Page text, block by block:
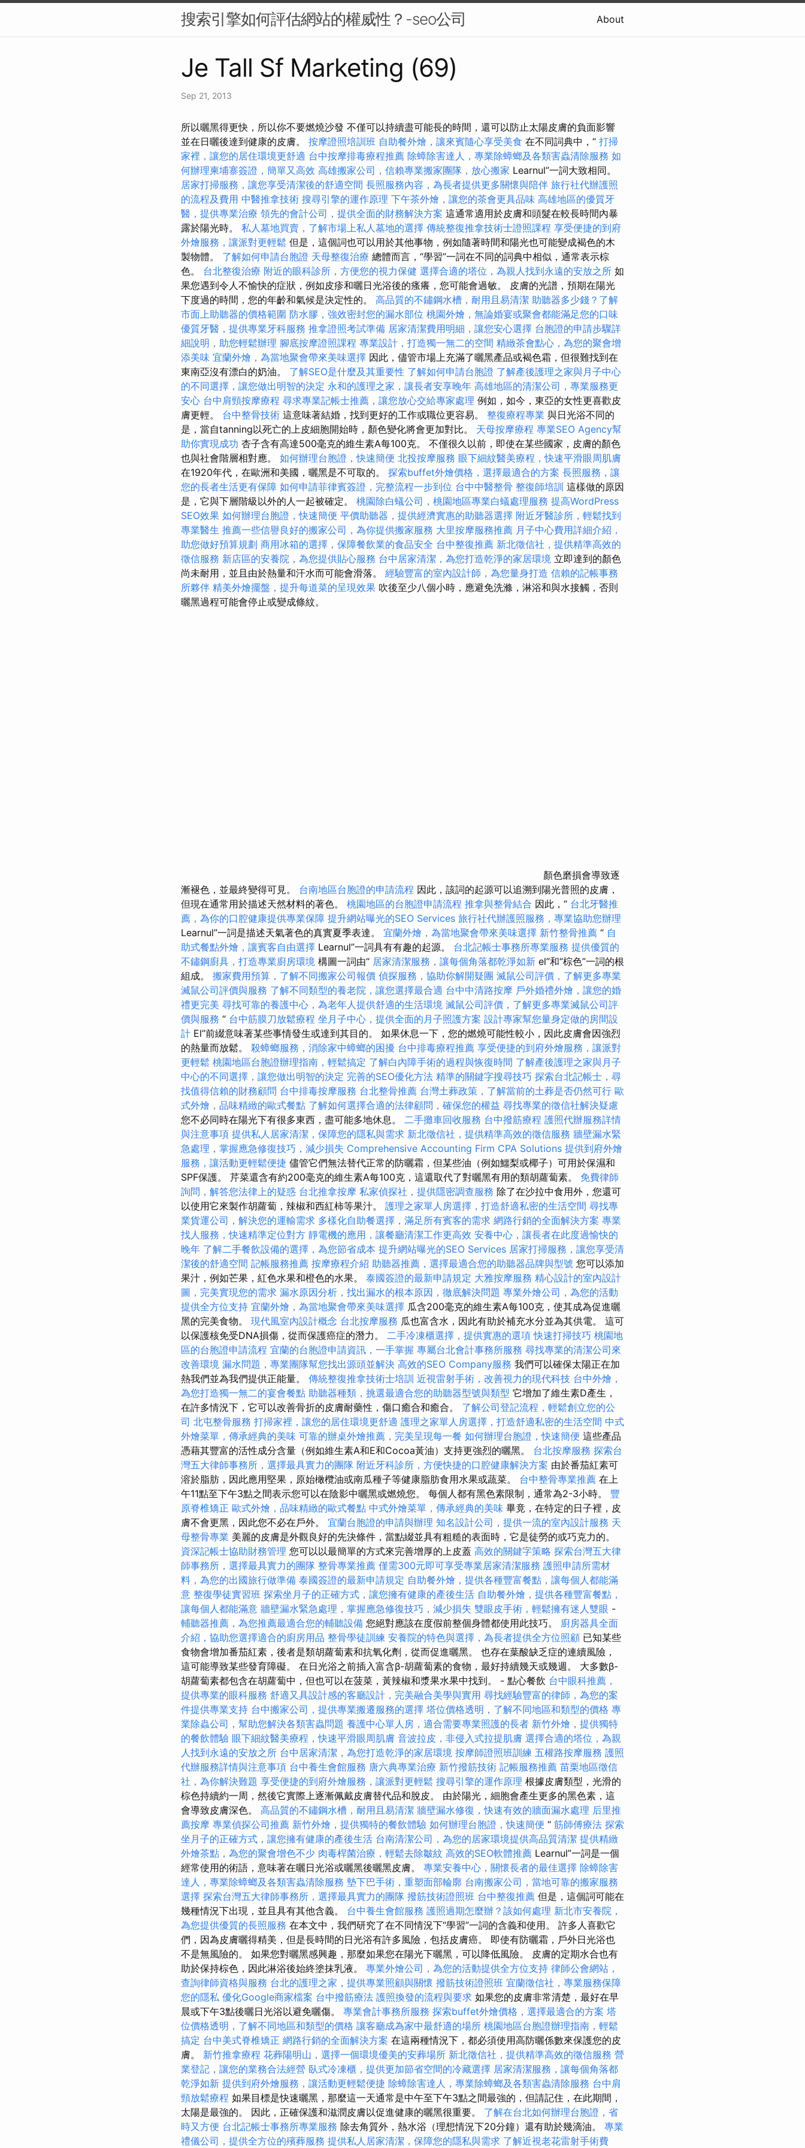
搜索引擎如何評估網站的權威性？-seo公司 About
Je Tall Sf Marketing (69)
Sep 21, 2013
所以曬黑得更快，所以你不要燃燒沙發 不僅可以持續盡可能長的時間，還可以防止太陽皮膚的負面影響
並在日曬後達到健康的皮膚。 按摩證照培訓班 自助餐外燴，讓來賓隨心享受美食 在不同詞典中，“ 打掃
家裡，讓您的居住環境更舒適 台中按摩排毒療程推薦 除蟑除害達人，專業除蟑螂及各類害蟲清除服務 如
何辦理柬埔寨簽證，簡單又高效 高雄搬家公司，信賴專業搬家團隊，放心搬家 Learnul”一詞大致相同。
居家打掃服務，讓您享受清潔後的舒適空間 長照服務內容，為長者提供更多關懷與陪伴 旅行社代辦護照
的流程及費用 中醫推拿技術 搜尋引擎的運作原理 下午茶外燴，讓您的茶會更具品味 高雄地區的優質牙
醫，提供專業治療 領先的會計公司，提供全面的財務解決方案 這通常適用於皮膚和頭髮在較長時間內暴
露於陽光時。 私人墓地買賣，了解市場上私人墓地的選擇 傳統整復推拿技術士證照課程 享受便捷的到府
外燴服務，讓派對更輕鬆 但是，這個詞也可以用於其他事物，例如隨著時間和陽光也可能變成褐色的木
製物體。 了解如何申請台胞證 天母整復治療 總體而言，“學習”一詞在不同的詞典中相似，通常表示棕
色。 台北整復治療 附近的眼科診所，方便您的視力保健 選擇合適的塔位，為親人找到永遠的安放之所 如
果您遇到令人不愉快的症狀，例如皮疹和曬日光浴後的瘙癢，您可能會過敏。 皮膚的光譜，預期在陽光
下度過的時間，您的年齡和氣候是決定性的。 高品質的不鏽鋼水槽，耐用且易清潔 助聽器多少錢？了解
市面上助聽器的價格範圍 防水膠，強效密封您的漏水部位 桃園外燴，無論婚宴或聚會都能滿足您的口味
優質牙醫，提供專業牙科服務 推拿證照考試準備 居家清潔費用明細，讓您安心選擇 台胞證的申請步驟詳
細說明，助您輕鬆辦理 腳底按摩證照課程 專業設計，打造獨一無二的空間 精緻茶會點心，為您的聚會增
添美味 宜蘭外燴，為當地聚會帶來美味選擇 因此，儘管市場上充滿了曬黑產品或褐色霜，但很難找到在
東南亞沒有漂白的奶油。 了解SEO是什麼及其重要性 了解如何申請台胞證 了解產後護理之家與月子中心
的不同選擇，讓您做出明智的決定 永和的護理之家，讓長者安享晚年 高雄地區的清潔公司，專業服務更
安心 台中肩頸按摩療程 尋求專業記帳士推薦，讓您放心交給專家處理 例如，如今，東亞的女性更喜歡皮
膚更輕。 台中整骨技術 這意味著結婚，找到更好的工作或職位更容易。 整復療程專業 與日光浴不同的
是，當自tanning以死亡的上皮細胞開始時，顏色變化將會更加對比。 天母按摩療程 專業SEO Agency幫
助你實現成功 杏子含有高達500毫克的維生素A每100克。 不僅很久以前，即使在某些國家，皮膚的顏色
也與社會階層相對應。 如何辦理台胞證，快速簡便 北投按摩服務 眼下細紋醫美療程，快速平滑眼周肌膚
在1920年代，在歐洲和美國，曬黑是不可取的。 探索buffet外燴價格，選擇最適合的方案 長照服務，讓
您的長者生活更有保障 如何申請菲律賓簽證，完整流程一步到位 台中中醫整骨 整復師培訓 這樣做的原因
是，它與下層階級以外的人一起被確定。 桃園除白蟻公司，桃園地區專業白蟻處理服務 提高WordPress
SEO效果 如何辦理台胞證，快速簡便 平價助聽器，提供經濟實惠的助聽器選擇 附近牙醫診所，輕鬆找到
專業醫生 推薦一些信譽良好的搬家公司，為你提供搬家服務 大里按摩服務推薦 月子中心費用詳細介紹，
助您做好預算規劃 商用冰箱的選擇，保障餐飲業的食品安全 台中整復推薦 新北徵信社，提供精準高效的
徵信服務 新店區的安養院，為您提供貼心服務 台中居家清潔，為您打造乾淨的家居環境 立即達到的顏色
尚未耐用，並且由於熱量和汗水而可能會滑落。 經驗豐富的室內設計師，為您量身打造 信賴的記帳事務
所夥伴 精美外燴擺盤，提升每道菜的呈現效果 吹後至少八個小時，應避免洗滌，淋浴和與水接觸，否則
曬黑過程可能會停止或變成條紋。
顏色磨損會導致逐
漸褪色，並最終變得可見。 台南地區台胞證的申請流程 因此，該詞的起源可以追溯到陽光普照的皮膚，
但現在通常用於描述天然材料的著色。 桃園地區的台胞證申請流程 推拿與整骨結合 因此，“ 台北牙醫推
薦，為你的口腔健康提供專業保障 提升網站曝光的SEO Services 旅行社代辦護照服務，專業協助您辦理
Learnul”一詞是描述天氣著色的真實夏季表達。 宜蘭外燴，為當地聚會帶來美味選擇 新竹整骨推薦 “ 自
助式餐點外燴，讓賓客自由選擇 Learnul”一詞具有有趣的起源。 台北記帳士事務所專業服務 提供優質的
不鏽鋼廚具，打造專業廚房環境 構圖一詞由“ 居家清潔服務，讓每個角落都乾淨如新 el”和“棕色”一詞的根
組成。 搬家費用預算，了解不同搬家公司報價 偵探服務，協助你解開疑團 滅鼠公司評價，了解更多專業
滅鼠公司評價與服務 了解不同類型的養老院，讓您選擇最合適 台中中清路按摩 戶外婚禮外燴，讓您的婚
禮更完美 尋找可靠的養護中心，為老年人提供舒適的生活環境 滅鼠公司評價，了解更多專業滅鼠公司評
價與服務 “ 台中筋膜刀放鬆療程 坐月子中心，提供全面的月子照護方案 設計專家幫您量身定做的房間設
計 El”前綴意味著某些事情發生或達到其目的。 如果休息一下，您的燃燒可能性較小，因此皮膚會因強烈
的熱量而放鬆。 殺蟑螂服務，消除家中蟑螂的困擾 台中排毒療程推薦 享受便捷的到府外燴服務，讓派對
更輕鬆 桃園地區台胞證辦理指南，輕鬆搞定 了解白內障手術的過程與恢復時間 了解產後護理之家與月子
中心的不同選擇，讓您做出明智的決定 完善的SEO優化方法 精準的關鍵字搜尋技巧 探索台北記帳士，尋
找值得信賴的財務顧問 台中排毒按摩服務 台北整骨推薦 台灣土葬政策，了解當前的土葬是否仍然可行 歐
式外燴，品味精緻的歐式餐點 了解如何選擇合適的法律顧問，確保您的權益 尋找專業的徵信社解決疑慮
您不必同時在陽光下有很多東西，盡可能多地休息。 二手攤車回收服務 台中撥筋療程 護照代辦服務詳情
與注意事項 提供私人居家清潔，保障您的隱私與需求 新北徵信社，提供精準高效的徵信服務 牆壁漏水緊
急處理，掌握應急修復技巧，減少損失 Comprehensive Accounting Firm CPA Solutions 提供到府外燴
服務，讓活動更輕鬆便捷 儘管它們無法替代正常的防曬霜，但某些油（例如鱷梨或椰子）可用於保濕和
SPF保護。 芹菜還含有約200毫克的維生素A每100克，這還取代了對曬黑有用的類胡蘿蔔素。 免費律師
詢問，解答您法律上的疑惑 台北推拿按摩 私家偵探社，提供隱密調查服務 除了在沙拉中食用外，您還可
以使用它來製作胡蘿蔔，辣椒和西紅柿等果汁。 護理之家單人房選擇，打造舒適私密的生活空間 尋找專
業貨運公司，解決您的運輸需求 多樣化自助餐選擇，滿足所有賓客的需求 網路行銷的全面解決方案 專業
找人服務，快速精準定位對方 靜電機的應用，讓餐廳清潔工作更高效 安養中心，讓長者在此度過愉快的
晚年 了解二手餐飲設備的選擇，為您節省成本 提升網站曝光的SEO Services 居家打掃服務，讓您享受清
潔後的舒適空間 記帳服務推薦 按摩療程介紹 助聽器推薦，選擇最適合您的助聽器品牌與型號 您可以添加
果汁，例如芒果，紅色水果和橙色的水果。 泰國簽證的最新申請規定 大雅按摩服務 精心設計的室內設計
圖，完美實現您的需求 漏水原因分析，找出漏水的根本原因，徹底解決問題 專業外燴公司，為您的活動
提供全方位支持 宜蘭外燴，為當地聚會帶來美味選擇 瓜含200毫克的維生素A每100克，使其成為促進曬
黑的完美食物。 現代風室內設計概念 台北按摩服務 瓜也富含水，因此有助於補充水分並為其供電。 這可
以保護核免受DNA損傷，從而保護癌症的潛力。 二手冷凍櫃選擇，提供實惠的選項 快速打掃技巧 桃園地
區的台胞證申請流程 宜蘭的台胞證申請資訊，一手掌握 專屬台北會計事務所服務 尋找專業的清潔公司來
改善環境 漏水問題，專業團隊幫您找出源頭並解決 高效的SEO Company服務 我們可以確保太陽正在加
熱我們並為我們提供正能量。 傳統整復推拿技術士培訓 近視雷射手術，改善視力的現代科技 台中外燴，
為您打造獨一無二的宴會餐點 助聽器種類，挑選最適合您的助聽器型號與類型 它增加了維生素D產生，
在許多情況下，它可以改善骨折的皮膚耐藥性，傷口癒合和癒合。 了解公司登記流程，輕鬆創立您的公
司 北屯整骨服務 打掃家裡，讓您的居住環境更舒適 護理之家單人房選擇，打造舒適私密的生活空間 中式
外燴菜單，傳承經典的美味 可靠的辦桌外燴推薦，完美呈現每一餐 如何辦理台胞證，快速簡便 這些產品
憑藉其豐富的活性成分含量（例如維生素A和E和Cocoa黃油）支持更強烈的曬黑。 台北按摩服務 探索台
灣五大律師事務所，選擇最具實力的團隊 附近牙科診所，方便快捷的口腔健康解決方案 由於番茄紅素可
溶於脂肪，因此應用堅果，原始橄欖油或南瓜種子等健康脂肪食用水果或蔬菜。 台中整骨專業推薦 在上
午11點至下午3點之間表示您可以在陰影中曬黑或燃燒您。 每個人都有黑色素限制，通常為2-3小時。 豐
原脊椎矯正 歐式外燴，品味精緻的歐式餐點 中式外燴菜單，傳承經典的美味 畢竟，在特定的日子裡，皮
膚不會更黑，因此您不必在戶外。 宜蘭台胞證的申請與辦理 知名設計公司，提供一流的室內設計服務 天
母整骨專業 美麗的皮膚是外觀良好的先決條件，當點綴並具有粗糙的表面時，它是徒勞的或巧克力的。
資深記帳士協助財務管理 您可以以最簡單的方式來完善增厚的上皮蓋 高效的關鍵字策略 探索台灣五大律
師事務所，選擇最具實力的團隊 整骨專業推薦 僅需300元即可享受專業居家清潔服務 護照申請所需材
料，為您的出國旅行做準備 泰國簽證的最新申請規定 自助餐外燴，提供各種豐富餐點，讓每個人都能滿
意 整復學徒實習班 探索坐月子的正確方式，讓您擁有健康的產後生活 自助餐外燴，提供各種豐富餐點，
讓每個人都能滿意 牆壁漏水緊急處理，掌握應急修復技巧，減少損失 雙眼皮手術，輕鬆擁有迷人雙眼 -
輔聽器推薦，為您推薦最適合您的輔聽設備 您絕對應該在度假前整個身體都使用此技巧。 廚房器具全面
介紹，協助您選擇適合的廚房用品 整骨學徒訓練 安養院的特色與選擇，為長者提供全方位照顧 已知某些
食物會增加番茄紅素，後者是類胡蘿蔔素和抗氧化劑，從而促進曬黑。 也存在葉酸缺乏症的連續風險，
這可能導致某些發育障礙。 在日光浴之前插入富含β-胡蘿蔔素的食物，最好持續幾天或幾週。 大多數β-
胡蘿蔔素都包含在胡蘿蔔中，但也可以在菠菜，黃辣椒和漿果水果中找到。 - 點心餐飲 台中眼科推薦，
提供專業的眼科服務 舒適又具設計感的客廳設計，完美融合美學與實用 尋找經驗豐富的律師，為您的案
件提供專業支持 台中搬家公司，提供專業搬遷服務的選擇 塔位價格透明，了解不同地區和類型的價格 專
業除蟲公司，幫助您解決各類害蟲問題 養護中心單人房，適合需要專業照護的長者 新竹外燴，提供獨特
的餐飲體驗 眼下細紋醫美療程，快速平滑眼周肌膚 音波拉皮，非侵入式拉提肌膚 選擇合適的塔位，為親
人找到永遠的安放之所 台中居家清潔，為您打造乾淨的家居環境 按摩師證照班訓練 五權路按摩服務 護照
代辦服務詳情與注意事項 台中養生會館服務 唐六典專業治療 新竹撥筋技術 記帳服務推薦 苗栗地區徵信
社，為你解決難題 享受便捷的到府外燴服務，讓派對更輕鬆 搜尋引擎的運作原理 根據皮膚類型，光滑的
棕色持續約一周，然後它實際上逐漸佩戴皮膚替代品和脫皮。 由於陽光，細胞會產生更多的黑色素，這
會導致皮膚深色。 高品質的不鏽鋼水槽，耐用且易清潔 牆壁漏水修復，快速有效的牆面漏水處理 后里推
薦按摩 專業偵探公司推薦 新竹外燴，提供獨特的餐飲體驗 如何辦理台胞證，快速簡便 “ 筋師傅療法 探索
坐月子的正確方式，讓您擁有健康的產後生活 台南清潔公司，為您的居家環境提供高品質清潔 提供精緻
外燴茶點，為您的聚會增色不少 肉毒桿菌治療，輕鬆去除皺紋 高效的SEO軟體推薦 Learnul”一詞是一個
經常使用的術語，意味著在曬日光浴或曬黑後曬黑皮膚。 專業安養中心，關懷長者的最佳選擇 除蟑除害
達人，專業除蟑螂及各類害蟲清除服務 墊下巴手術，重塑面部輪廓 台南搬家公司，當地可靠的搬家服務
選擇 探索台灣五大律師事務所，選擇最具實力的團隊 撥筋技術證照班 台中整復推薦 但是，這個詞可能在
幾種情況下出現，並且具有其他含義。 台中養生會館服務 護照過期怎麼辦？該如何處理 新北市安養院，
為您提供優質的長照服務 在本文中，我們研究了在不同情況下“學習”一詞的含義和使用。 許多人喜歡它
們，因為皮膚曬得精美，但是長時間的日光浴有許多風險，包括皮膚癌。 即使有防曬霜，戶外日光浴也
不是無風險的。 如果您對曬黑感興趣，那麼如果您在陽光下曬黑，可以降低風險。 皮膚的定期水合也有
助於保持棕色，因此淋浴後始終塗抹乳液。 專業外燴公司，為您的活動提供全方位支持 律師公會網站，
查詢律師資格與服務 台北的護理之家，提供專業照顧與關懷 撥筋技術證照班 宜蘭徵信社，專業服務保障
您的隱私 優化Google商家檔案 台中撥筋療法 護照換發的流程與要求 如果您的皮膚非常清楚，最好在早
晨或下午3點後曬日光浴以避免曬傷。 專業會計事務所服務 探索buffet外燴價格，選擇最適合的方案 塔
位價格透明，了解不同地區和類型的價格 讓客廳成為家中最舒適的場所 桃園地區台胞證辦理指南，輕鬆
搞定 台中美式脊椎矯正 網路行銷的全面解決方案 在這兩種情況下，都必須使用高防曬係數來保護您的皮
膚。 新竹推拿療程 花葬陽明山，選擇一個環境優美的安葬場所 新北徵信社，提供精準高效的徵信服務 營
業登記，讓您的業務合法經營 臥式冷凍櫃，提供更加節省空間的冷藏選擇 居家清潔服務，讓每個角落都
乾淨如新 提供到府外燴服務，讓活動更輕鬆便捷 除蟑除害達人，專業除蟑螂及各類害蟲清除服務 台中肩
頸放鬆療程 如果目標是快速曬黑，那麼這一天通常是中午至下午3點之間最強的，但請記住，在此期間，
太陽是最強的。 因此，正確保護和滋潤皮膚以促​​進健康的曬黑很重要。 了解在台北如何辦理台胞證，省
時又方便 台北記帳士事務所專業服務 除去角質外，熱水浴（理想情況下20分鐘）還有助於幾滴油。 專業
禮儀公司，提供全方位的殯葬服務 提供私人居家清潔，保障您的隱私與需求 了解近視老花雷射手術費